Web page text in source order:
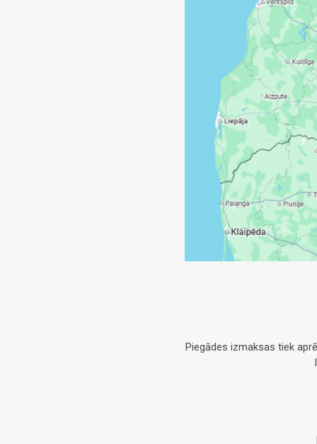
Piegādes izmaksas tiek